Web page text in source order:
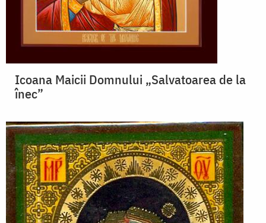
Icoana Maicii Domnului „Salvatoarea de la
înec”